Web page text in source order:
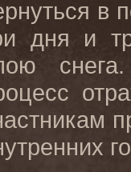
в
дня и